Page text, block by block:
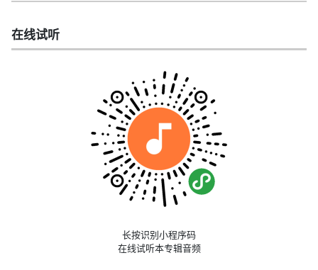
在线试听
长按识别小程序码
在线试听本专辑音频